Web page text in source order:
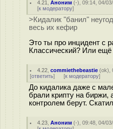
4.21 ,Аноним (-), 09:14, 04/
[к модератору]
>Кидалик "банил"
весь их кефир
Это ты про инцидент с
Классический? Или
4.22 ,commiethebeastie (ok),
[ответить] [к модератору]
До кидалика даже с
брали крипту на биржи,
контролем берут.
4.23 ,Аноним (-), 09:48, 04/